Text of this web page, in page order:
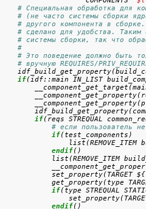
# Специальная обработка для
# (не часто системы сборки
# другого компонента в
# сделано для удобства. Таким
# системы сборки, так что
#
# Это поведение должно быть
# вручную REQUIRES/
if(idf::main IN_LIST
if(reqs STREQUAL
# если пользователь
if(test_components)
list(REMOVE_ITEM
endif()
list(REMOVE_ITEM
set_property(TARGET
get_property(type
if(type STREQUAL
endif()